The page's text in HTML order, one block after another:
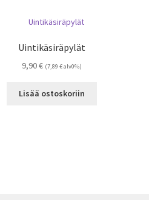
Uintikäsiräpylät
9,90€ (7,89 €alv0%)
Lisää ostoskoriin